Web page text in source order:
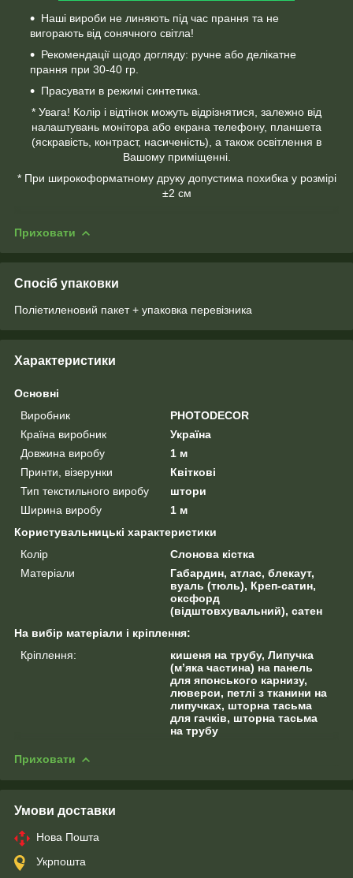
Наші вироби не линяють під час прання та не
вигорають від сонячного світла!
Рекомендації щодо догляду: ручне або делікатне
прання при 30-40 гр.
Прасувати в режимі синтетика.
* Увага! Колір і відтінок можуть відрізнятися, залежно від
налаштувань монітора або екрана телефону, планшета
(яскравість, контраст, насиченість), а також освітлення в
Вашому приміщенні.
* При широкоформатному друку допустима похибка у розмірі
±2 см
Приховати
Спосіб упаковки
Поліетиленовий пакет + упаковка перевізника
Характеристики
Основні
Виробник
PHOTODECOR
Країна виробник
Україна
Довжина виробу
1 м
Принти, візерунки
Квіткові
Тип текстильного виробу
штори
Ширина виробу
1 м
Користувальницькі характеристики
Колір
Слонова кістка
Матеріали
Габардин, атлас, блекаут,
вуаль (тюль), Креп-сатин,
оксфорд
(відштовхувальний), сатен
На вибір матеріали і кріплення:
Кріплення:
кишеня на трубу, Липучка
(м’яка частина) на панель
для японського карнизу,
люверси, петлі з тканини на
липучках, шторна тасьма
для гачків, шторна тасьма
на трубу
Приховати
Умови доставки
Нова Пошта
Укрпошта